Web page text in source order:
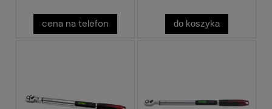
cena na telefon do koszyka